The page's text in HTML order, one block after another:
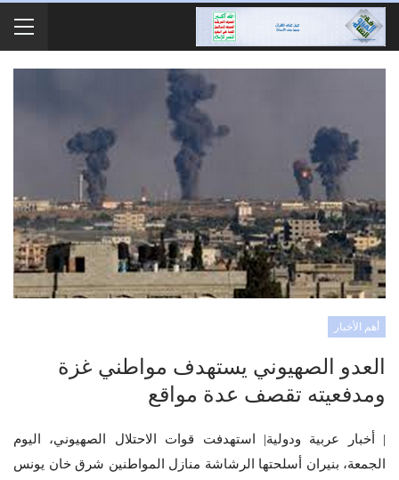
أهم الأخبار
العدو الصهيوني يستهدف مواطني غزة
ومدفعيته تقصف عدة مواقع
| أخبار عربية ودولية| استهدفت قوات الاحتلال الصهيوني، اليوم
الجمعة، بنيران أسلحتها الرشاشة منازل المواطنين شرق خان يونس